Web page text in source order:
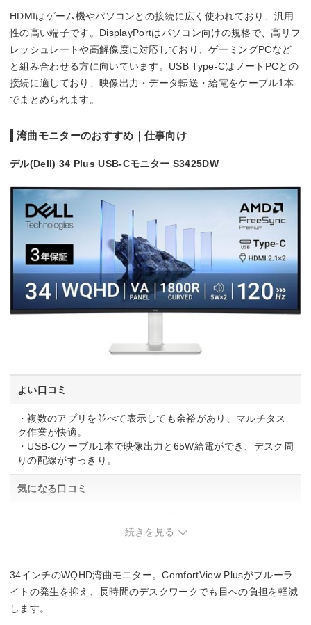
HDMIはゲーム機やパソコンとの接続に広く使われており、汎用
性の高い端子です。DisplayPortはパソコン向けの規格で、高リフ
レッシュレートや高解像度に対応しており、ゲーミングPCなど
と組み合わせる方に向いています。USB Type-CはノートPCとの
接続に適しており、映像出力・データ転送・給電をケーブル1本
でまとめられます。
湾曲モニターのおすすめ｜仕事向け
デル(Dell) 34 Plus USB-Cモニター S3425DW
よい口コミ
・複数のアプリを並べて表示しても余裕があり、マルチタス
ク作業が快適。
・USB-Cケーブル1本で映像出力と65W給電ができ、デスク周
りの配線がすっきり。
気になる口コミ
続きを見る
34インチのWQHD湾曲モニター。ComfortView Plusがブルーラ
イトの発生を抑え、長時間のデスクワークでも目への負担を軽減
します。